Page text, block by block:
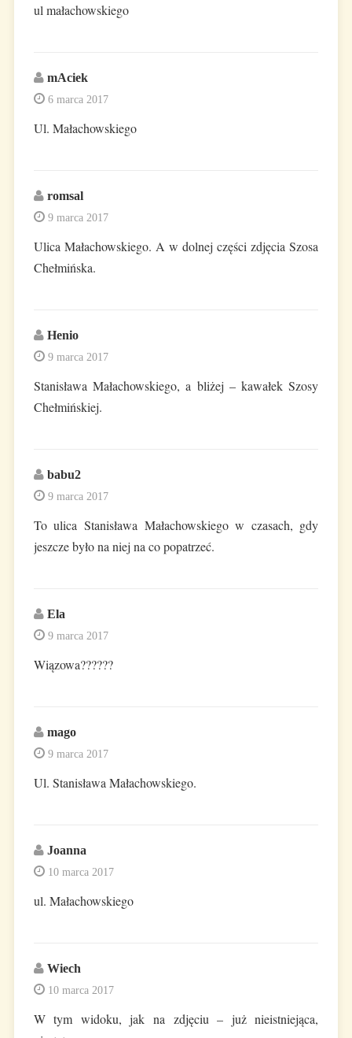
ul małachowskiego
mAciek
6 marca 2017
Ul. Małachowskiego
romsal
9 marca 2017
Ulica Małachowskiego. A w dolnej części zdjęcia Szosa
Chełmińska.
Henio
9 marca 2017
Stanisława Małachowskiego, a bliżej – kawałek Szosy
Chełmińskiej.
babu2
9 marca 2017
To ulica Stanisława Małachowskiego w czasach, gdy
jeszcze było na niej na co popatrzeć.
Ela
9 marca 2017
Wiązowa??????
mago
9 marca 2017
Ul. Stanisława Małachowskiego.
Joanna
10 marca 2017
ul. Małachowskiego
Wiech
10 marca 2017
W tym widoku, jak na zdjęciu – już nieistniejąca,